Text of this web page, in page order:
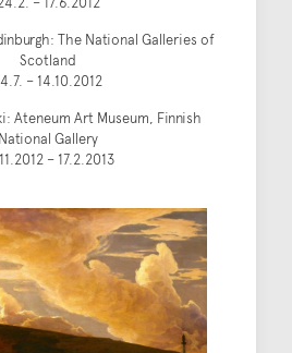
The National Galleries of
Scotland
– 14.10.2012
Ateneum Art Museum, Finnish
National Gallery
– 17.2.2013